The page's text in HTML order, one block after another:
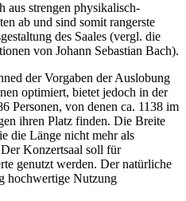
aus strengen physikalisch-
ab und sind somit rangerste
des Saales (vergl. die
von Johann Sebastian Bach).
der Vorgaben der Auslobung
optimiert, bietet jedoch in der
Personen, von denen ca. 1138 im
ihren Platz finden. Die Breite
die Länge nicht mehr als
Konzertsaal soll für
genutzt werden. Der natürliche
hochwertige Nutzung